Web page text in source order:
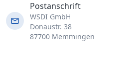
Postanschrift
WSDI GmbH
Donaustr. 38
87700 Memmingen